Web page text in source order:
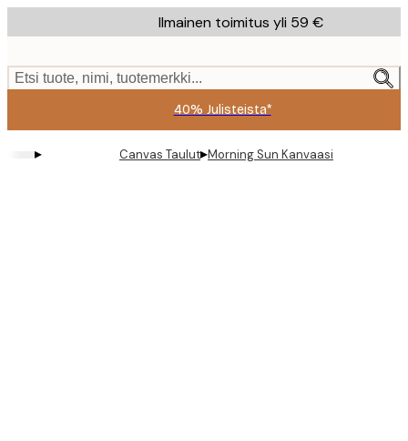
to
content.
Ilmainen toimitus yli 59 €
Etsi tuote, nimi, tuotemerkki...
40% Julisteista*
▸ Canvas Taulut▸Morning Sun Kanvaasi